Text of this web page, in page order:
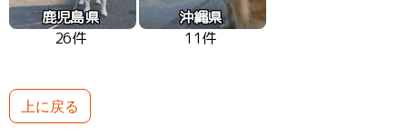
鹿児島県
26件
沖縄県
11件
上に戻る